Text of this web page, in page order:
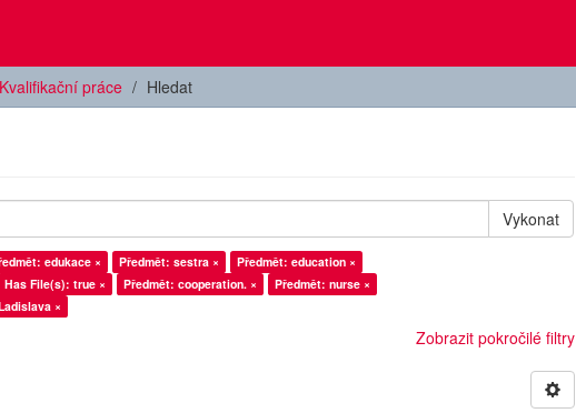
Kvalifikační práce Hledat
Vykonat
edukace × Předmět: sestra ×
Předmět: education ×
Has File(s): true × Předmět: cooperation. ×
Předmět: nurse ×
×
Zobrazit pokročilé filtry